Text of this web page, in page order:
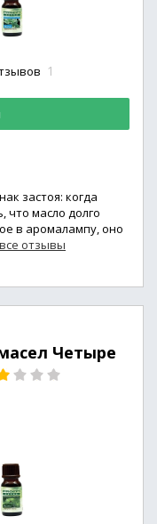
1
застоя: когда
масло долго
в аромалампу, оно
отзывы
Четыре